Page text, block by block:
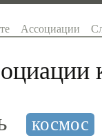
Ассоциации
космос